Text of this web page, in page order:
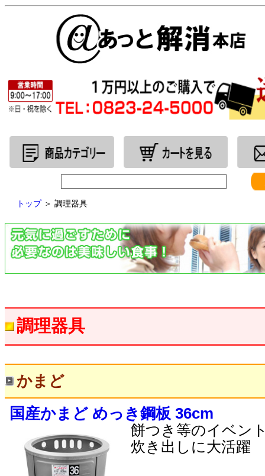
トップ＞ 調理器具
調理器具
かまど
国産かまど めっき鋼板 36cm
餅つき等のイベン
炊き出しに大活躍